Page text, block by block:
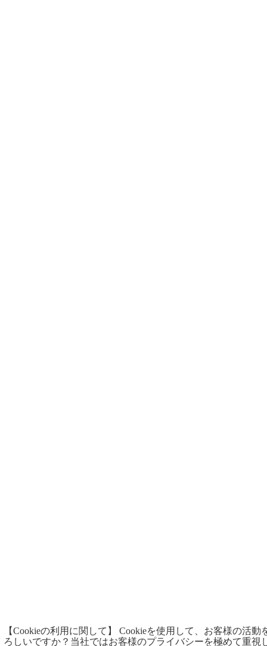
【Cookieの利用に関して】 Cookieを使用して、お客様の活動
ろしいですか？当社ではお客様のプライバシーを極めて重視